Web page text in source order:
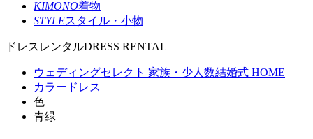
KIMONO着物
STYLEスタイル・小物
ドレスレンタルDRESS RENTAL
ウェディングセレクト 家族・少人数結婚式 HOME
カラードレス
色
青緑